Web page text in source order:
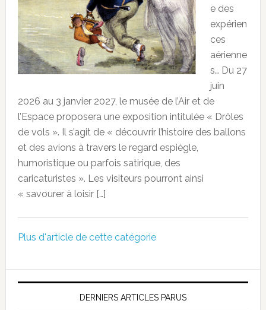
e des
expérien
ces
aérienne
s… Du 27
juin
2026 au 3 janvier 2027, le musée de l’Air et de
l’Espace proposera une exposition intitulée « Drôles
de vols ». Il s’agit de « découvrir l’histoire des ballons
et des avions à travers le regard espiègle,
humoristique ou parfois satirique, des
caricaturistes ». Les visiteurs pourront ainsi
« savourer à loisir […]
Plus d'article de cette catégorie
DERNIERS ARTICLES PARUS